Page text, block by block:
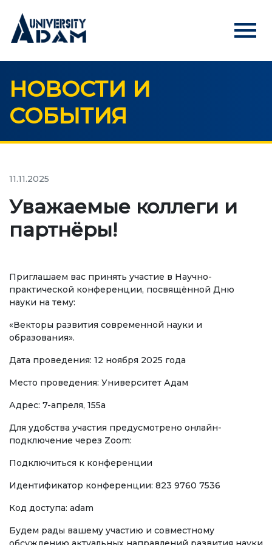
menu
Русский Кыргызча English
ГЛАВНАЯ
АБИТУРИЕНТАМ
УНИВЕРСИТЕТ
О нас
Регламентирующие документы
Руководство
Коллегиальные органы
Нормативные документы
Предложения и жалобы
Нет Коррупции!
ОБРАЗОВАНИЕ
УРОВНИ ОБРАЗОВАНИЯ
НОВОСТИ И
СОБЫТИЯ
11.11.2025
Уважаемые коллеги и
партнёры!
Приглашаем вас принять участие в Научно-
практической конференции, посвящённой Дню
науки на тему:
«Векторы развития современной науки и
образования».
Дата проведения: 12 ноября 2025 года
Место проведения: Университет Адам
Адрес: 7-апреля, 155а
Для удобства участия предусмотрено онлайн-
подключение через Zoom:
Подключиться к конференции
Идентификатор конференции: 823 9760 7536
Код доступа: adam
Будем рады вашему участию и совместному